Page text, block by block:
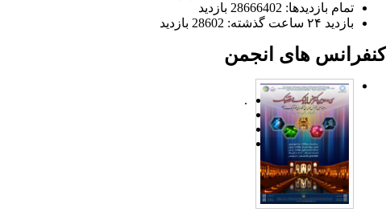
تمام بازدید‌ها: 28666402 بازدید
بازدید ۲۴ ساعت گذشته: 28602 بازدید
کنفرانس های انجمن
.